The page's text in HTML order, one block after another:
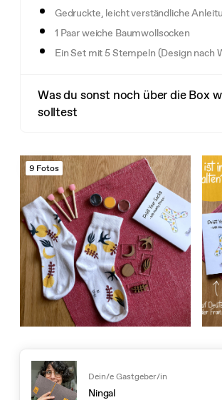
Gedruckte, leicht verständliche
1 Paar weiche Baumwollsocken
Ein Set mit 5 Stempeln (Design nach
Was du sonst noch über die Box
solltest
9 Fotos
Dein/e Gastgeber/in
Ningal